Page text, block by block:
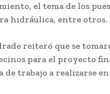
el tema de los
hidráulica, entre otros.
reiteró que se
para el proyecto
de trabajo a realizarse